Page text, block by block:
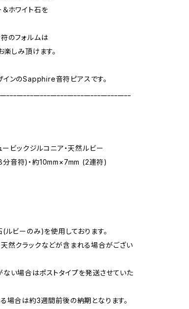
ホワイト石を
のフォルムは
楽しみ頂けます。
ンのSapphire音符ピアスです。
ービックジルコニア・天然ルビー
分音符)・約10mm×7mm (2連符)
ビーのみ)を使用しております。
然クラックなどが含まれる場合がござい
い場合はポストタイプを発送させていた
場合は約3週間前後の納期となります。